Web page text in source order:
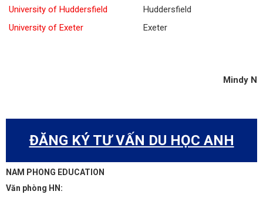
University of Huddersfield
Huddersfield
University of Exeter
Exeter
Mindy N
ĐĂNG KÝ TƯ VẤN DU HỌC ANH
NAM PHONG EDUCATION
Văn phòng HN: